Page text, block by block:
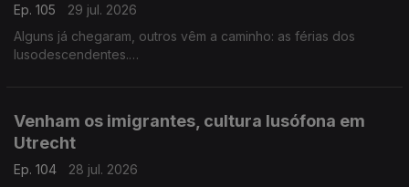
Ep. 105
29 jul. 2026
Alguns já chegaram, outros vêm a caminho: as férias dos
lusodescendentes.
Venham os imigrantes, cultura lusófona em
Utrecht
Ep. 104
28 jul. 2026